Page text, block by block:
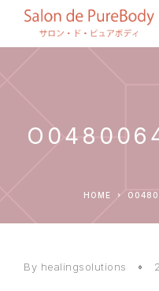
HOME
By healingsolutions